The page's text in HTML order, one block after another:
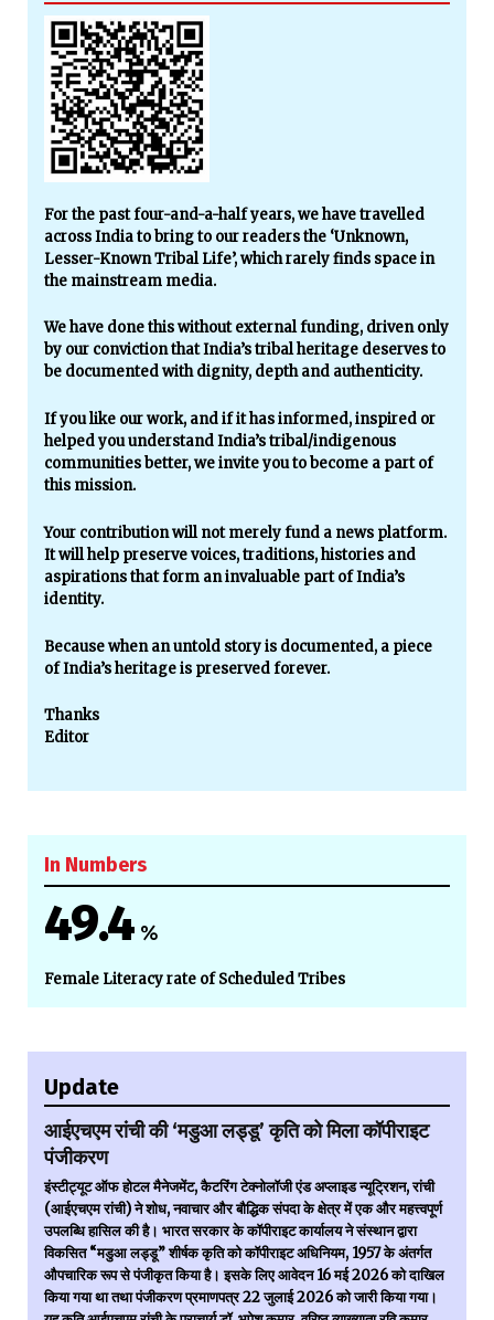
For the past four-and-a-half years, we have travelled
across India to bring to our readers the ‘Unknown,
Lesser-Known Tribal Life’, which rarely finds space in
the mainstream media.
We have done this without external funding, driven only
by our conviction that India’s tribal heritage deserves to
be documented with dignity, depth and authenticity.
If you like our work, and if it has informed, inspired or
helped you understand India’s tribal/indigenous
communities better, we invite you to become a part of
this mission.
Your contribution will not merely fund a news platform.
It will help preserve voices, traditions, histories and
aspirations that form an invaluable part of India’s
identity.
Because when an untold story is documented, a piece
of India’s heritage is preserved forever.
Thanks
Editor
In Numbers
49.4 %
Female Literacy rate of Scheduled Tribes
Update
आईएचएम रांची की ‘मडुआ लड्डू’ कृति को मिला कॉपीराइट
पंजीकरण
इंस्टीट्यूट ऑफ होटल मैनेजमेंट, कैटरिंग टेक्नोलॉजी एंड अप्लाइड न्यूट्रिशन, रांची
(आईएचएम रांची) ने शोध, नवाचार और बौद्धिक संपदा के क्षेत्र में एक और महत्त्वपूर्ण
उपलब्धि हासिल की है। भारत सरकार के कॉपीराइट कार्यालय ने संस्थान द्वारा
विकसित “मडुआ लड्डू” शीर्षक कृति को कॉपीराइट अधिनियम, 1957 के अंतर्गत
औपचारिक रूप से पंजीकृत किया है। इसके लिए आवेदन 16 मई 2026 को दाखिल
किया गया था तथा पंजीकरण प्रमाणपत्र 22 जुलाई 2026 को जारी किया गया।